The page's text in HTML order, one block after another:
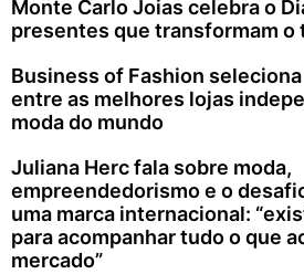
Monte Carlo Joias celebra o
presentes que transformam o
Business of Fashion
entre as melhores lojas
moda do mundo
Juliana Herc fala sobre moda,
empreendedorismo e o
uma marca internacional:
para acompanhar tudo o que
mercado”